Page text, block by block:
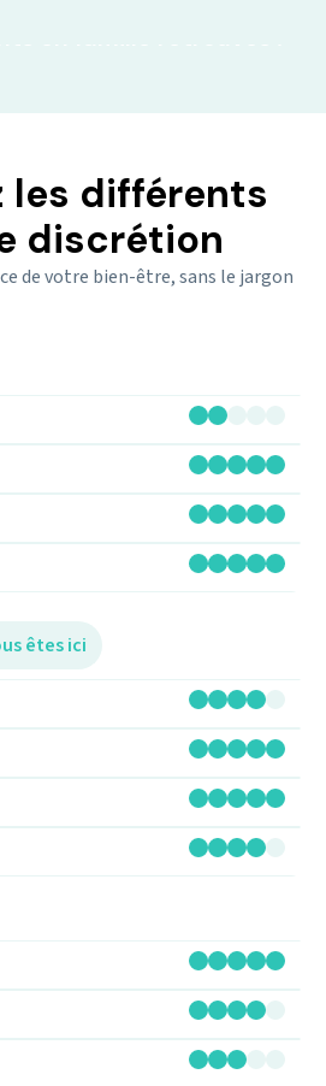
les différents
discrétion
de votre bien-être, sans le jargon
êtes ici